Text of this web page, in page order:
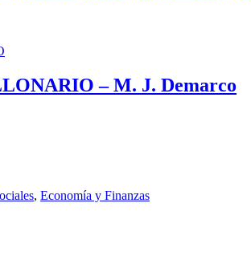
– M. J. Demarco
, Economía y Finanzas